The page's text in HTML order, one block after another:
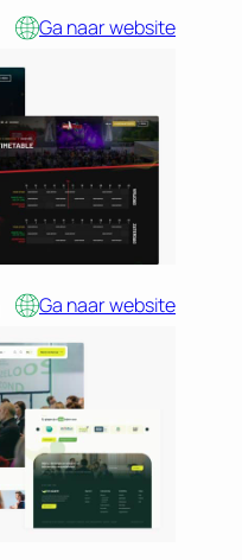
Ga naar website
Ga naar website